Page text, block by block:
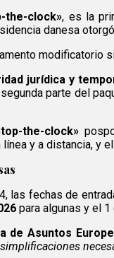
the-clock», es la
danesa
modificatorio
jurídica y
parte del
the-clock»
y a distancia, y
las fechas de
para algunas y el
de Asuntos